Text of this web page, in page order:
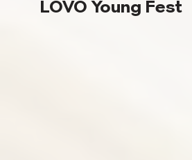
LOVO Young Fest